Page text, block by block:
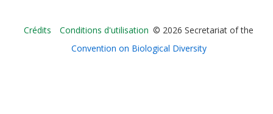
Bioland
-
Crédits Conditions d'utilisation © 2026 Secretariat of the
Convention on Biological Diversity